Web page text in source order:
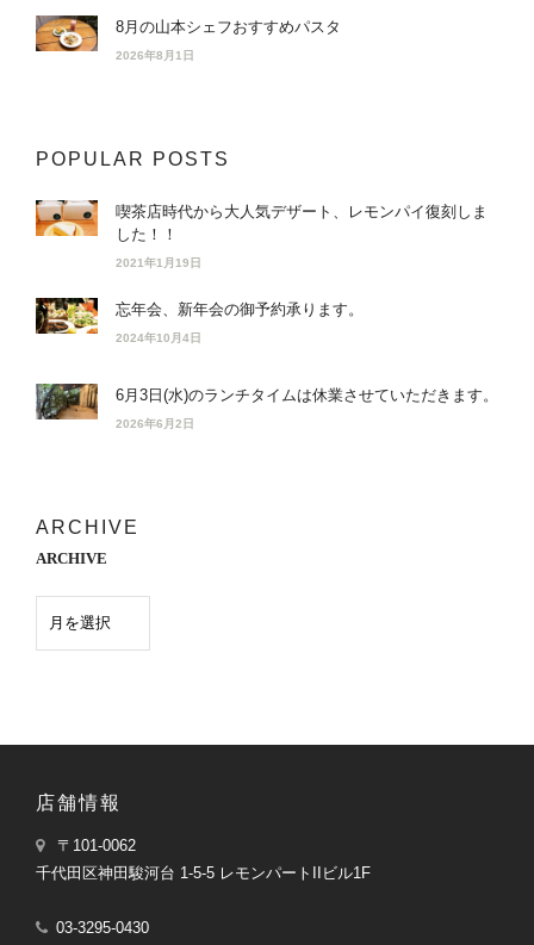
8月の山本シェフおすすめパスタ
2026年8月1日
POPULAR POSTS
喫茶店時代から大人気デザート、レモンパイ復刻しま
した！！
2021年1月19日
忘年会、新年会の御予約承ります。
2024年10月4日
6月3日(水)のランチタイムは休業させていただきます。
2026年6月2日
ARCHIVE
ARCHIVE
店舗情報
〒101-0062
千代田区神田駿河台 1-5-5 レモンパートIIビル1F
03-3295-0430